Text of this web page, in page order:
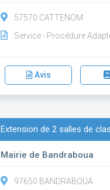
57570 CATTENOM
Service - Procédure
Avis
Extension de 2 salles de
Mairie de Bandraboua
97650 BANDRABOUA